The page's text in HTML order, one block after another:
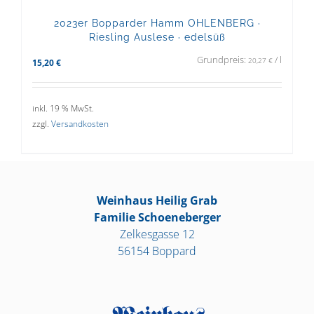
2023er Bopparder Hamm OHLENBERG ·
Riesling Auslese · edelsüß
15,20 € Grundpreis: 20,27 € / l
inkl. 19 % MwSt.
zzgl. Versandkosten
Weinhaus Heilig Grab
Familie Schoeneberger
Zelkesgasse 12
56154 Boppard